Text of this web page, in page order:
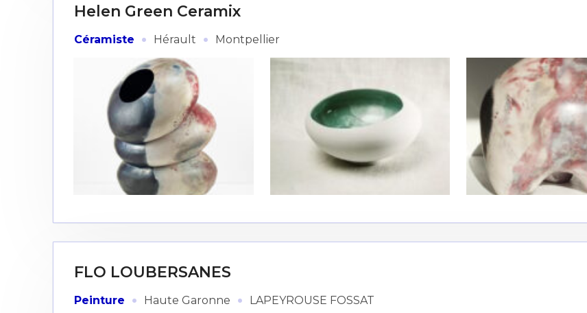
Helen Green Ceramix
Céramiste · Hérault · Montpellier
FLO LOUBERSANES
Peinture · Haute Garonne · LAPEYROUSE FOSSAT